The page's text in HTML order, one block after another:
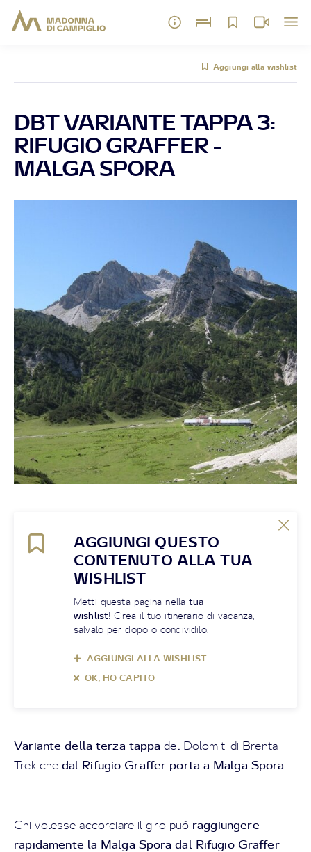
Aggiungi alla wishlist
DBT VARIANTE TAPPA 3:
RIFUGIO GRAFFER -
MALGA SPORA
AGGIUNGI QUESTO
CONTENUTO ALLA TUA
WISHLIST
Metti questa pagina nellatua
wishlist! Crea il tuo itinerario di vacanza,
salvalo per dopo o condividilo.
AGGIUNGI ALLA WISHLIST
OK, HO CAPITO
Variante della terza tappa del Dolomiti di Brenta
Trek che dal Rifugio Graffer porta a Malga Spora.
Chi volesse accorciare il giro può raggiungere
rapidamente la Malga Spora dal Rifugio Graffer